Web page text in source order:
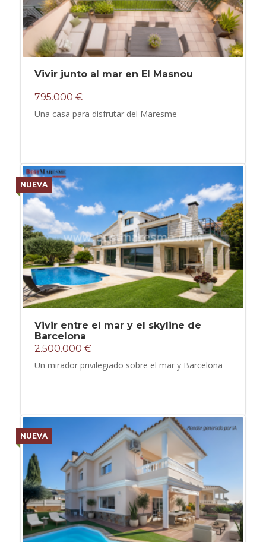
Vivir junto al mar en El Masnou
795.000 €
Una casa para disfrutar del Maresme
NUEVA
Vivir entre el mar y el skyline de
Barcelona
2.500.000 €
Un mirador privilegiado sobre el mar y Barcelona
NUEVA